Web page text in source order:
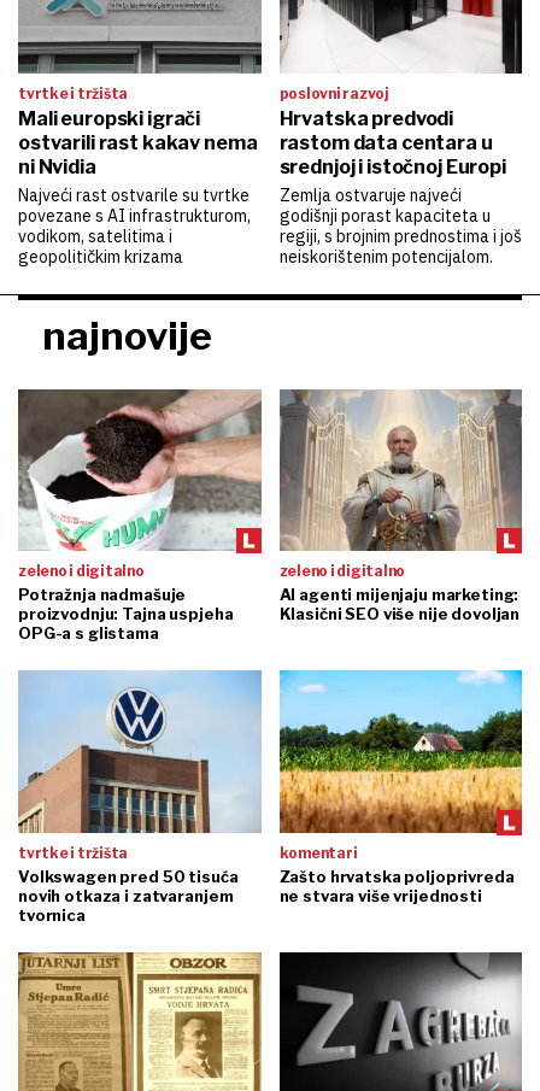
tvrtke i tržišta
Mali europski igrači
ostvarili rast kakav nema
ni Nvidia
Najveći rast ostvarile su tvrtke
povezane s AI infrastrukturom,
vodikom, satelitima i
geopolitičkim krizama
poslovni razvoj
Hrvatska predvodi
rastom data centara u
srednjoj i istočnoj Europi
Zemlja ostvaruje najveći
godišnji porast kapaciteta u
regiji, s brojnim prednostima i još
neiskorištenim potencijalom.
najnovije
zeleno i digitalno
Potražnja nadmašuje
proizvodnju: Tajna uspjeha
OPG-a s glistama
zeleno i digitalno
AI agenti mijenjaju marketing:
Klasični SEO više nije dovoljan
tvrtke i tržišta
Volkswagen pred 50 tisuća
novih otkaza i zatvaranjem
tvornica
komentari
Zašto hrvatska poljoprivreda
ne stvara više vrijednosti